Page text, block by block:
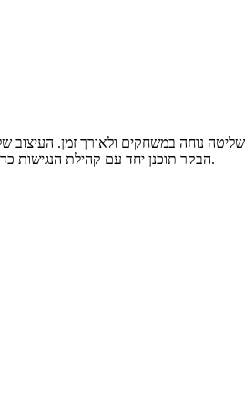
להשתמש בו על משטח שטוח בלי להחזיק אותו ואפשר גם לחברו לתושבת עם הרכבת AMPS. הבקר תוכנן יחד עם קהילת הנגישות כדי להסיר מחסומים בעולם הגיימינג.